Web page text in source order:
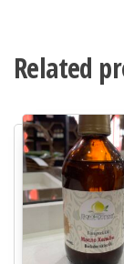
Related